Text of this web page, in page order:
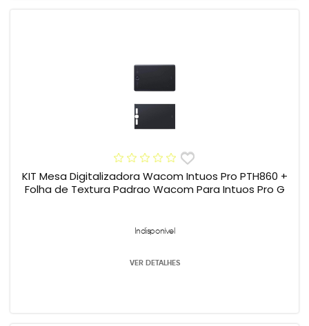
KIT Mesa Digitalizadora Wacom Intuos Pro PTH860 +
Folha de Textura Padrao Wacom Para Intuos Pro G
Indisponível
VER DETALHES